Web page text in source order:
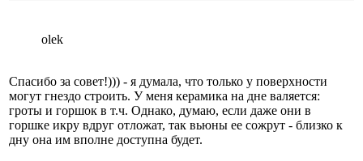
olek
Спасибо за совет!))) - я думала, что только у поверхности
могут гнездо строить. У меня керамика на дне валяется:
гроты и горшок в т.ч. Однако, думаю, если даже они в
горшке икру вдруг отложат, так вьюны ее сожрут - близко к
дну она им вполне доступна будет.